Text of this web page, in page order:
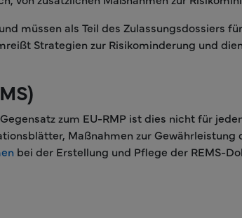
müssen als Teil des Zulassungsdossiers
Strategien zur Risikominderung und
zum EU-RMP ist dies nicht für
Maßnahmen zur Gewährleistung
bei der Erstellung und Pflege der REMS-